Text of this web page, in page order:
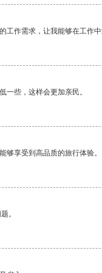
作需求，让我能够在工作中
一些，这样会更加亲民。
够享受到高品质的旅行体验。
。